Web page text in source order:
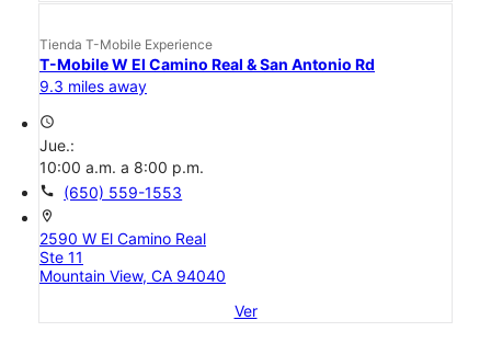
Tienda T-Mobile Experience
T-Mobile W El Camino Real & San Antonio Rd
9.3 miles away
access_time
Jue.:
10:00 a.m. a 8:00 p.m.
call (650) 559-1553
location_on
2590 W El Camino Real
Ste 11
Mountain View, CA 94040
Ver